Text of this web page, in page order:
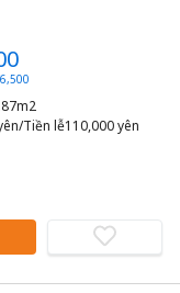
Tiền lễ110,000 yên